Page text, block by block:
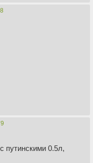
путинскими 0.5л,